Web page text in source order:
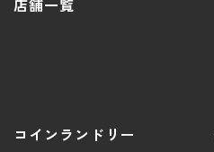
店舗一覧
コインランドリー